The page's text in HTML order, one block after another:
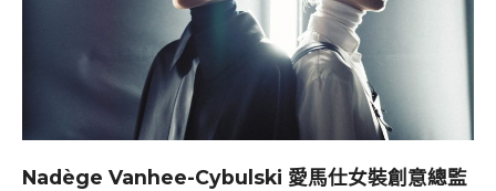
Nadège Vanhee-Cybulski 愛馬仕女裝創意總監